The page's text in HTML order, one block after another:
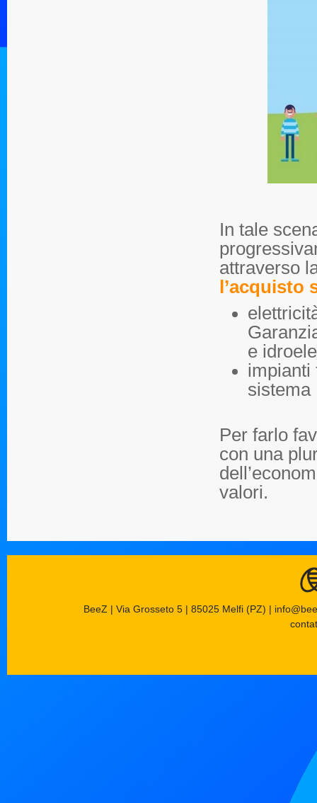
In tale
attraverso
l’acquisto
e
impianti
sistema
Per farlo
con una
valori.
BeeZ | Via Grosseto 5 | 85025 Melfi (PZ) |